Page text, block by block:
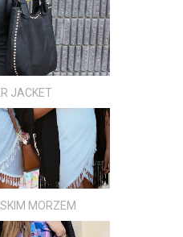
JACKET
MORZEM